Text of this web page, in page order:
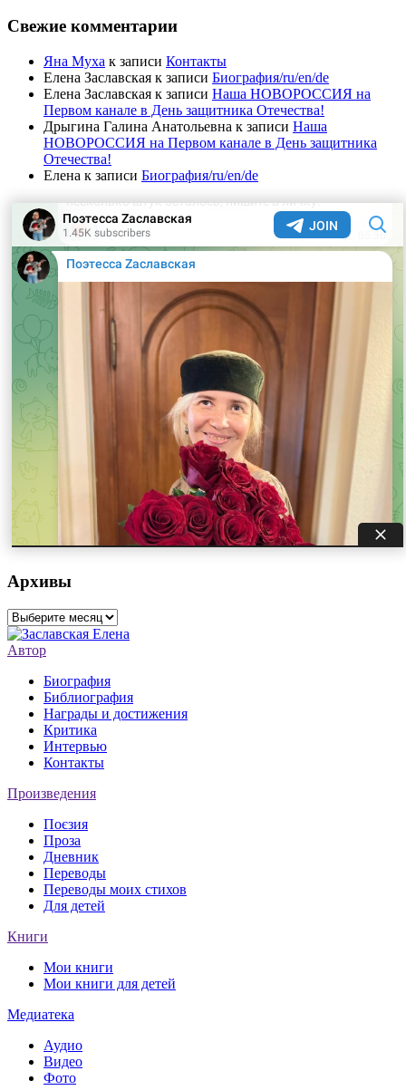
Свежие комментарии
Яна Муха к записи Контакты
Елена Заславская к записи Биография/ru/en/de
Елена Заславская к записи Наша НОВОРОССИЯ на
Первом канале в День защитника Отечества!
Дрыгина Галина Анатольевна к записи Наша
НОВОРОССИЯ на Первом канале в День защитника
Отечества!
Елена к записи Биография/ru/en/de
Архивы
Архивы
Автор
Биография
Библиография
Награды и достижения
Критика
Интервью
Контакты
Произведения
Поєзия
Проза
Дневник
Переводы
Переводы моих стихов
Для детей
Книги
Мои книги
Мои книги для детей
Медиатека
Аудио
Видео
Фото